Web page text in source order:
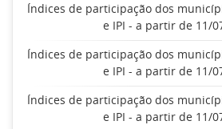
Índices de participação dos
e IPI - a partir de 11/
Índices de participação dos
e IPI - a partir de 11/
Índices de participação dos
e IPI - a partir de 11/